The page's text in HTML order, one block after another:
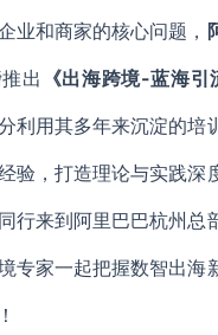
业和商家的核心问题，
出 《出海跨境-蓝海引
利用其多年来沉淀的培
验，打造理论与实践深
行来到阿里巴巴杭州总
专家一起把握数智出海